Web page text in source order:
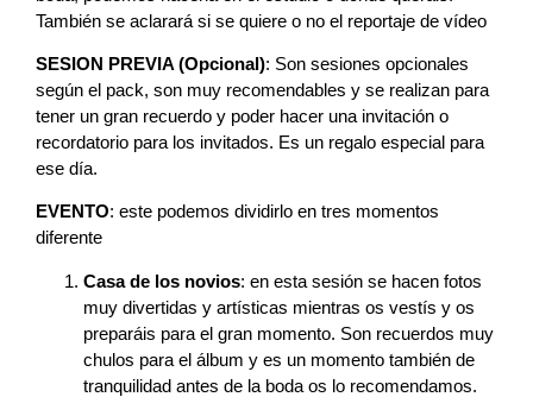
También se aclarará si se quiere o no el reportaje de vídeo
SESION PREVIA (Opcional): Son sesiones opcionales
según el pack, son muy recomendables y se realizan para
tener un gran recuerdo y poder hacer una invitación o
recordatorio para los invitados. Es un regalo especial para
ese día.
EVENTO: este podemos dividirlo en tres momentos
diferente
Casa de los novios: en esta sesión se hacen fotos
muy divertidas y artísticas mientras os vestís y os
preparáis para el gran momento. Son recuerdos muy
chulos para el álbum y es un momento también de
tranquilidad antes de la boda os lo recomendamos.